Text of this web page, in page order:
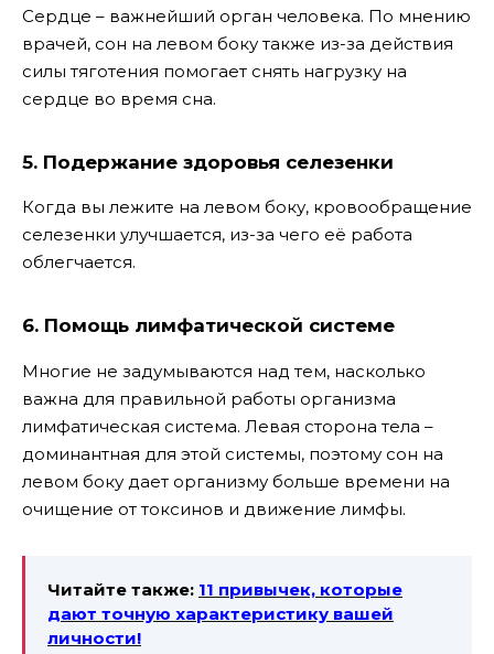
Сердце – важнейший орган человека. По мнению
врачей, сон на левом боку также из-за действия
силы тяготения помогает снять нагрузку на
сердце во время сна.
5. Подержание здоровья селезенки
Когда вы лежите на левом боку, кровообращение
селезенки улучшается, из-за чего её работа
облегчается.
6. Помощь лимфатической системе
Многие не задумываются над тем, насколько
важна для правильной работы организма
лимфатическая система. Левая сторона тела –
доминантная для этой системы, поэтому сон на
левом боку дает организму больше времени на
очищение от токсинов и движение лимфы.
Читайте также: 11 привычек, которые
дают точную характеристику вашей
личности!